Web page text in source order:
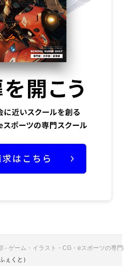
- ゲーム・イラスト・CG・eスポーツの専
ぇくと）